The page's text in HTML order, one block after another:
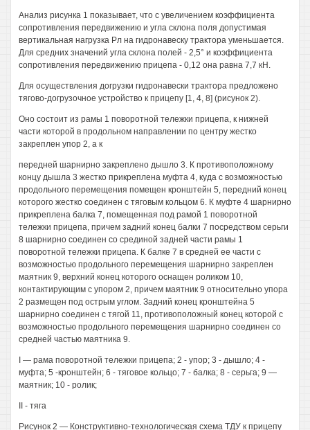
Анализ рисунка 1 показывает, что с увеличением коэффициента
сопротивления передвижению и угла склона поля допустимая
вертикальная нагрузка Рл на гидронавеску трактора уменьшается.
Для средних значений угла склона полей - 2,5° и коэффициента
сопротивления передвижению прицепа - 0,12 она равна 7,7 кН.
Для осуществления догрузки гидронавески трактора предложено
тягово-догрузочное устройство к прицепу [1, 4, 8] (рисунок 2).
Оно состоит из рамы 1 поворотной тележки прицепа, к нижней
части которой в продольном направлении по центру жестко
закреплен упор 2, а к
передней шарнирно закреплено дышло 3. К противоположному
концу дышла 3 жестко прикреплена муфта 4, куда с возможностью
продольного перемещения помещен кронштейн 5, передний конец
которого жестко соединен с тяговым кольцом 6. К муфте 4 шарнирно
прикреплена балка 7, помещенная под рамой 1 поворотной
тележки прицепа, причем задний конец балки 7 посредством серьги
8 шарнирно соединен со срединой задней части рамы 1
поворотной тележки прицепа. К балке 7 в средней ее части с
возможностью продольного перемещения шарнирно закреплен
маятник 9, верхний конец которого оснащен роликом 10,
контактирующим с упором 2, причем маятник 9 относительно упора
2 размещен под острым углом. Задний конец кронштейна 5
шарнирно соединен с тягой 11, противоположный конец которой с
возможностью продольного перемещения шарнирно соединен со
средней частью маятника 9.
I — рама поворотной тележки прицепа; 2 - упор; 3 - дышло; 4 -
муфта; 5 -кронштейн; 6 - тяговое кольцо; 7 - балка; 8 - серьга; 9 —
маятник; 10 - ролик;
II - тяга
Рисунок 2 — Конструктивно-технологическая схема ТДУ к прицепу